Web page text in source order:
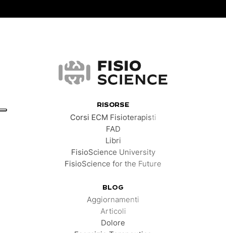
FisioScience
RISORSE
Corsi ECM Fisioterapisti
FAD
Libri
FisioScience University
FisioScience for the Future
BLOG
Aggiornamenti
Articoli
Dolore